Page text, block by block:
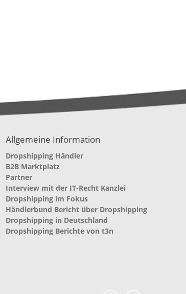
Allgemeine Information
Dropshipping Händler
B2B Marktplatz
Partner
Interview mit der IT-Recht Kanzlei
Dropshipping im Fokus
Händlerbund Bericht über Dropshipping
Dropshipping in Deutschland
Dropshipping Berichte von t3n